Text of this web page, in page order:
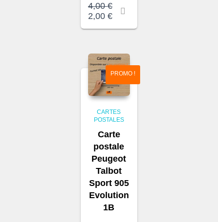
4,00€Le
prix
2,00 €Le
2,00 €.
PROMO !
CARTES
POSTALES
Carte
postale
Peugeot
Talbot
Sport 905
Evolution
1B